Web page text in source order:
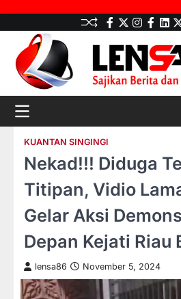
content
facebook
Twitter
KUANTAN SINGINGI
Nekad!!! Diduga
Titipan, Vidio
Gelar Aksi
Depan Kejati Riau
lensa86 November 5, 2024